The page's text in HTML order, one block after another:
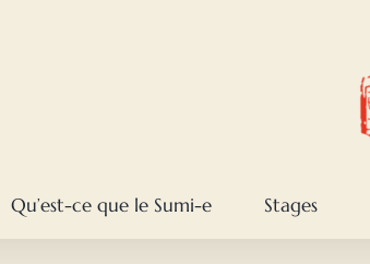
Qu’est-ce que le Sumi-e Stages